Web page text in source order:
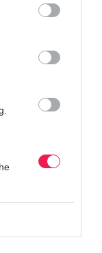
κάνει την
τους
των 11χλμ.
Κιν.